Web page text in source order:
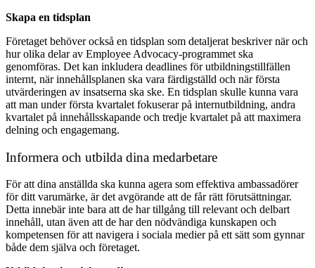
Skapa en tidsplan
Företaget behöver också en tidsplan som detaljerat beskriver när och
hur olika delar av Employee Advocacy-programmet ska
genomföras. Det kan inkludera deadlines för utbildningstillfällen
internt, när innehållsplanen ska vara färdigställd och när första
utvärderingen av insatserna ska ske. En tidsplan skulle kunna vara
att man under första kvartalet fokuserar på internutbildning, andra
kvartalet på innehållsskapande och tredje kvartalet på att maximera
delning och engagemang.
Informera och utbilda dina medarbetare
För att dina anställda ska kunna agera som effektiva ambassadörer
för ditt varumärke, är det avgörande att de får rätt förutsättningar.
Detta innebär inte bara att de har tillgång till relevant och delbart
innehåll, utan även att de har den nödvändiga kunskapen och
kompetensen för att navigera i sociala medier på ett sätt som gynnar
både dem själva och företaget.